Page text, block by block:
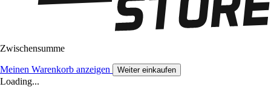
Zwischensumme
Meinen Warenkorb anzeigen Weiter einkaufen
Loading...